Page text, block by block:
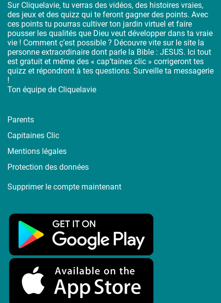
Sur Cliquelavie, tu verras des vidéos, des histoires vraies,
des jeux et des quizz qui te feront gagner des points. Avec
ces points tu pourras cultiver ton jardin virtuel et faire
pousser les qualités que Dieu veut développer dans ta vraie
vie ! Comment ç’est possible ? Découvre vite sur le site la
personne extraordinaire dont parle la Bible : JESUS. Ici tout
est gratuit et même des « cap’taines clic » corrigeront tes
quizz et répondront à tes questions. Surveille ta messagerie
!
Ton équipe de Cliquelavie
Parents
Capitaines Clic
Mentions légales
Protection des données
Supprimer le compte maintenant